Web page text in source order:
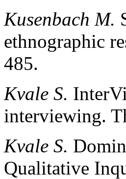
Kusenbach M.
ethnographic
485.
Kvale S.
interviewing.
Kvale S.
Qualitative